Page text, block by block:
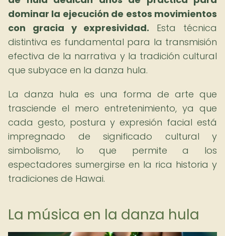
dominar la ejecución de estos movimientos
con gracia y expresividad. Esta técnica
distintiva es fundamental para la transmisión
efectiva de la narrativa y la tradición cultural
que subyace en la danza hula.
La danza hula es una forma de arte que
trasciende el mero entretenimiento, ya que
cada gesto, postura y expresión facial está
impregnado de significado cultural y
simbolismo, lo que permite a los
espectadores sumergirse en la rica historia y
tradiciones de Hawai.
La música en la danza hula